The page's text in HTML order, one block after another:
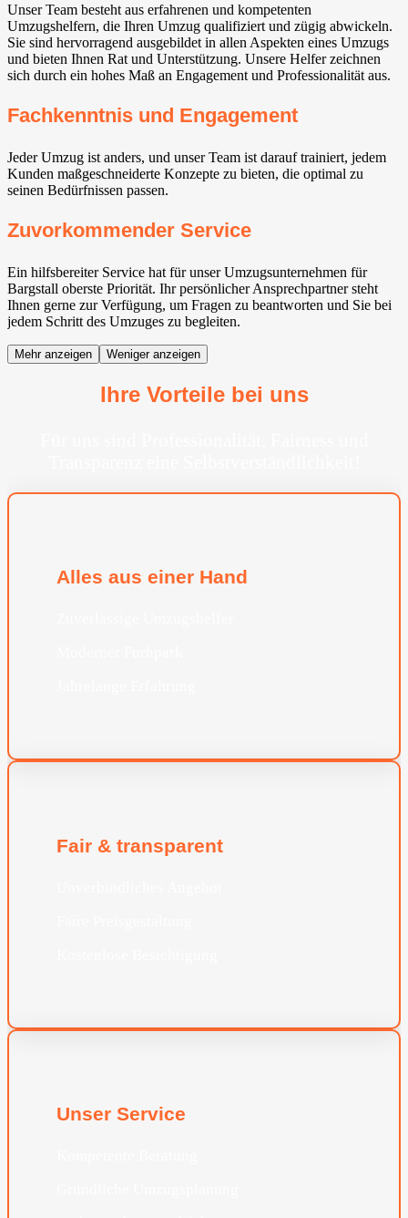
Unser Team besteht aus erfahrenen und kompetenten
Umzugshelfern, die Ihren Umzug qualifiziert und zügig abwickeln.
Sie sind hervorragend ausgebildet in allen Aspekten eines Umzugs
und bieten Ihnen Rat und Unterstützung. Unsere Helfer zeichnen
sich durch ein hohes Maß an Engagement und Professionalität aus.
Fachkenntnis und Engagement
Jeder Umzug ist anders, und unser Team ist darauf trainiert, jedem
Kunden maßgeschneiderte Konzepte zu bieten, die optimal zu
seinen Bedürfnissen passen.
Zuvorkommender Service
Ein hilfsbereiter Service hat für unser Umzugsunternehmen für
Bargstall oberste Priorität. Ihr persönlicher Ansprechpartner steht
Ihnen gerne zur Verfügung, um Fragen zu beantworten und Sie bei
jedem Schritt des Umzuges zu begleiten.
Mehr anzeigen Weniger anzeigen
Ihre Vorteile bei uns
Alles aus einer Hand
Fair & transparent
Unser Service